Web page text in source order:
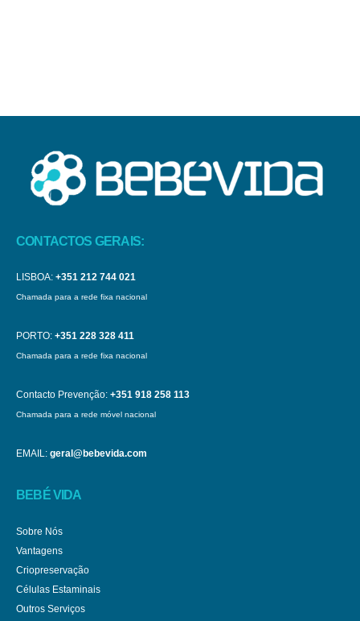
CONTACTOS GERAIS:
LISBOA: +351 212 744 021
Chamada para a rede fixa nacional
PORTO: +351 228 328 411
Chamada para a rede fixa nacional
Contacto Prevenção: +351 918 258 113
Chamada para a rede móvel nacional
EMAIL: geral@bebevida.com
BEBÉ VIDA
Sobre Nós
Vantagens
Criopreservação
Células Estaminais
Outros Serviços